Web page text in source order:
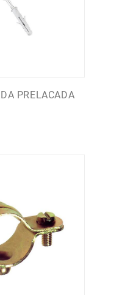
PRELACADA